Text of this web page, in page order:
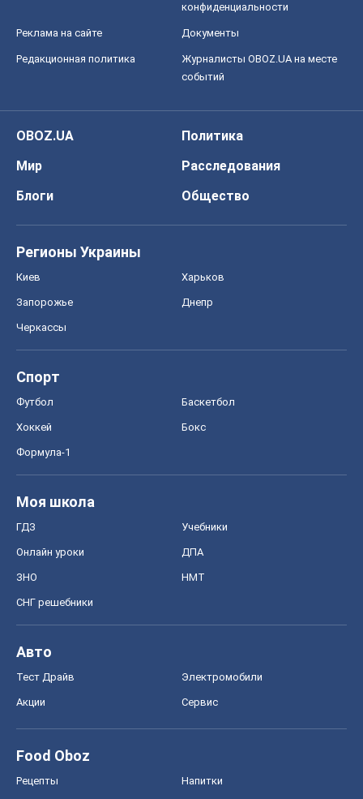
конфиденциальности
Реклама на сайте Документы
Редакционная политика
Журналисты OBOZ.UA на месте
событий
OBOZ.UA
Политика
Мир
Расследования
Блоги
Общество
Регионы Украины
Киев Харьков
Запорожье Днепр
Черкассы
Спорт
Футбол Баскетбол
Хоккей Бокс
Формула-1
Моя школа
ГДЗ Учебники
Онлайн уроки ДПА
ЗНО НМТ
СНГ решебники
Авто
Тест Драйв Электромобили
Акции Сервис
Food Oboz
Рецепты Напитки